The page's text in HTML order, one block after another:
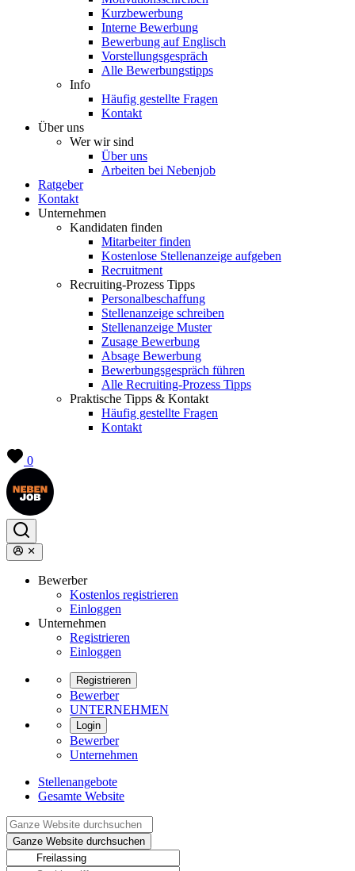
Kurzbewerbung
Interne Bewerbung
Bewerbung auf Englisch
Vorstellungsgespräch
Alle Bewerbungstipps
Info
Häufig gestellte Fragen
Kontakt
Über uns
Wer wir sind
Über uns
Arbeiten bei Nebenjob
Ratgeber
Kontakt
Unternehmen
Kandidaten finden
Mitarbeiter finden
Kostenlose Stellenanzeige aufgeben
Recruitment
Recruiting-Prozess Tipps
Personalbeschaffung
Stellenanzeige schreiben
Stellenanzeige Muster
Zusage Bewerbung
Absage Bewerbung
Bewerbungsgespräch führen
Alle Recruiting-Prozess Tipps
Praktische Tipps & Kontakt
Häufig gestellte Fragen
Kontakt
0
Bewerber
Kostenlos registrieren
Einloggen
Unternehmen
Registrieren
Einloggen
Registrieren
Bewerber
UNTERNEHMEN
Login
Bewerber
Unternehmen
Stellenangebote
Gesamte Website